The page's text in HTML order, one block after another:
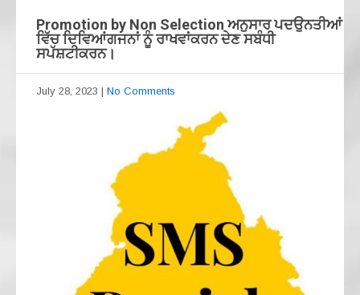
Promotion by Non Selection ਅਨੁਸਾਰ ਪਦਉਨਤੀਆਂ
ਵਿੱਚ ਦਿਵਿਆਂਗਜਨਾਂ ਨੂੰ ਰਾਖਵਾਂਕਰਨ ਦੇਣ ਸਬੰਧੀ
ਸਪੱਸ਼ਟੀਕਰਨ।
July 28, 2023 | No Comments